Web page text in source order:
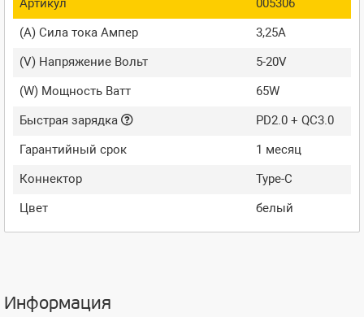
(A) Сила тока Ампер
3,25A
(V) Напряжение Вольт
5-20V
(W) Мощность Ватт
65W
Быстрая зарядка
PD2.0 + QC3.0
Гарантийный срок
1 месяц
Коннектор
Type-C
Цвет
белый
Информация